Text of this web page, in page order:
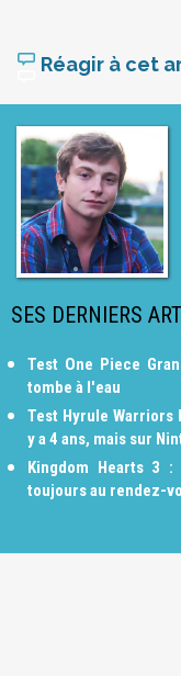
Réagir à cet
SES DERNIERS
Test One Piece
tombe à l'eau
Test Hyrule Warriors
y a 4 ans, mais sur
Kingdom Hearts 3
toujours au rendez-